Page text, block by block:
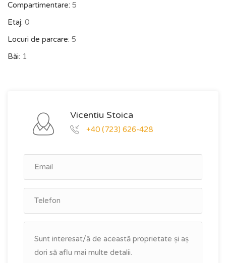
Compartimentare: 5
Etaj: 0
Locuri de parcare: 5
Băi: 1
Vicentiu Stoica
+40 (723) 626-428